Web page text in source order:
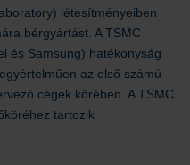
létesítményeiben
bérgyártást. A TSMC
és Samsung) hatékonyság
az első számú
cégek körében. A TSMC
tartozik